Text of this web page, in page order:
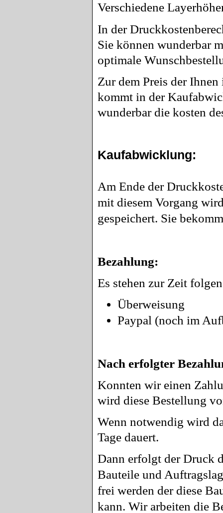
Verschiedene
In der
Sie können wunderbar
optimale
Zur dem Preis der
kommt in der
wunderbar die kosten
Kaufabwicklung:
Am Ende der
mit diesem Vorgang
gespeichert. Sie
Bezahlung:
Es stehen zur Zeit
Überweisung
Paypal (noch im
Nach erfolgter
Konnten wir einen
wird diese Bestellung
Wenn notwendig wird
Tage dauert.
Dann erfolgt der Druck
Bauteile und
frei werden der diese
kann. Wir arbeiten die